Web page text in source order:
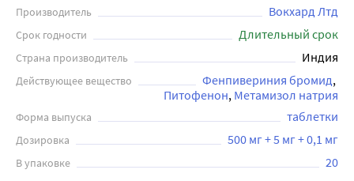
Спазган помогает устранять боли различного
происхождения, в том числе боли, возникающие при
характера по ходу кишечника, менструальные боли,
мышечные боли, боли в суставах, боли при невралгии,
миалгии и другие. Как вспомогательное средство может
применяться для уменьшения болей после
хирургических и диагностических вмешательств. Спазган
рекомендуется взрослым и детям старше 14 лет, детям
Производитель Вокхард Лтд
Срок годности Длительный срок
Страна производитель Индия
Действующее вещество
Фенпивериния бромид
Питофенон Метамизол натрия
Форма выпуска таблетки
Дозировка 500 мг + 5 мг + 0,1 мг
В упаковке 20